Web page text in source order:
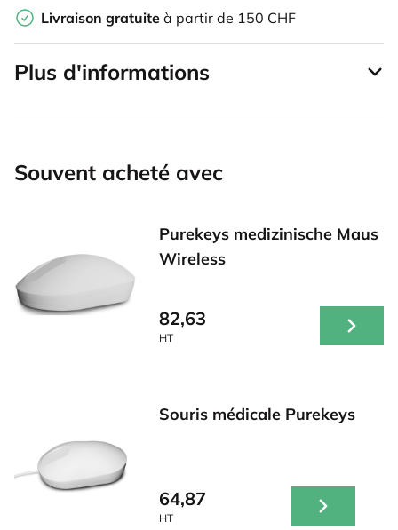
Livraison gratuite à partir de 150 CHF
Plus d'informations
Souvent acheté avec
Purekeys medizinische Maus
Wireless
82,63
HT
Souris médicale Purekeys
64,87
HT